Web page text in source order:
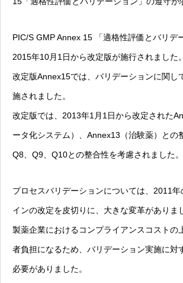
PIC/S GMP Annex 15 「適格性評価とバリデ
2015年10月1日から改定版が施行されました。
改定版Annex15では、バリデーションに関し
施されました。
改定版では、2013年1月1日から改定された
ータ化システム）、Annex13（治験薬）との
Q8、Q9、Q10との整合性を考慮されました。
プロセスバリデーションについては、2011年
インの改定を皮切りに、大きな変革がありま
製薬企業におけるコンプライアンスコストの
者負担になるため、バリデーション実施に対
必要がありました。